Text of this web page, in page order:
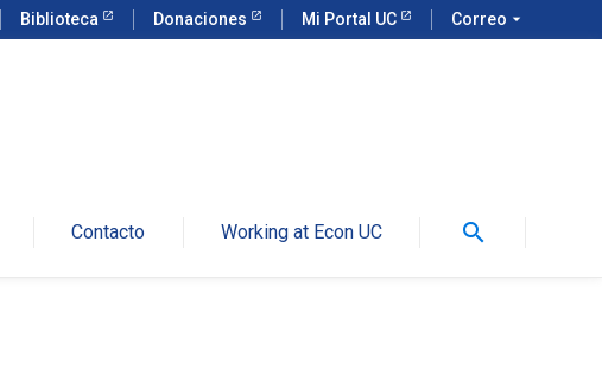
Biblioteca Donaciones Mi Portal UC Correo arrow_drop_down
Contacto Working at Econ UC search